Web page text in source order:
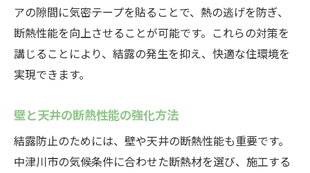
アの隙間に気密テープを貼ることで、熱の逃げを防ぎ、
断熱性能を向上させることが可能です。これらの対策を
講じることにより、結露の発生を抑え、快適な住環境を
実現できます。
壁と天井の断熱性能の強化方法
結露防止のためには、壁や天井の断熱性能も重要です。
中津川市の気候条件に合わせた断熱材を選び、施工する